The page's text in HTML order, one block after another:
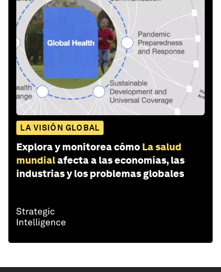
LA VISIÓN GLOBAL
Explora y monitorea cómo La salud
mundialafecta a las economías, las
industrias y los problemas globales